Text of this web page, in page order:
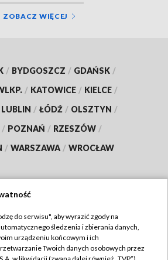
ZOBACZ WIĘCEJ
/ BYDGOSZCZ / GDAŃSK /
/ KATOWICE / KIELCE /
LUBLIN / ŁÓDŹ / OLSZTYN /
/ POZNAŃ / RZESZÓW /
/ WARSZAWA / WROCŁAW
TVP
Regulamin TVP
do serwisu", aby wyrazić zgody na
śledzenia i zbierania danych,
urządzeniu końcowym i ich
Twoich danych osobowych przez